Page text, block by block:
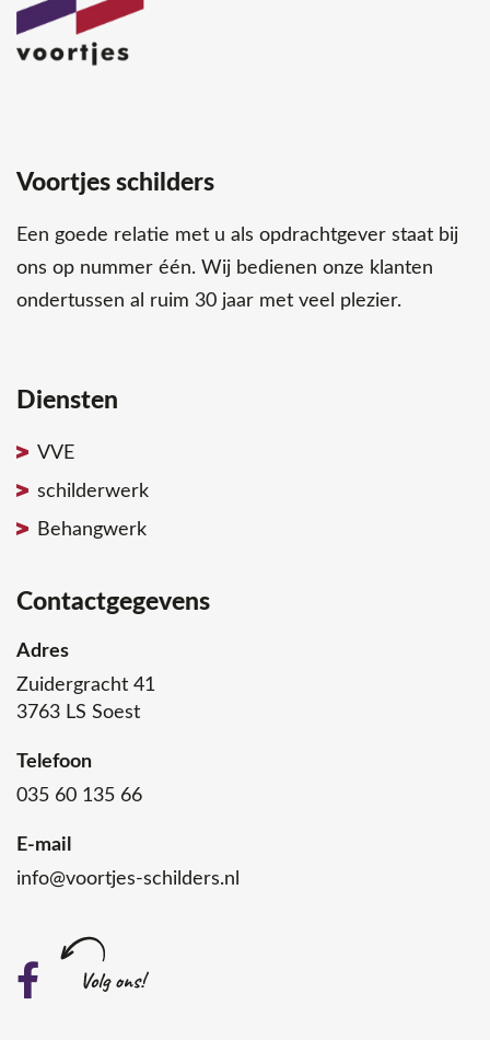
Voortjes schilders
Een goede relatie met u als opdrachtgever staat bij
ons op nummer één. Wij bedienen onze klanten
ondertussen al ruim 30 jaar met veel plezier.
Diensten
VVE
schilderwerk
Behangwerk
Contactgegevens
Adres
Zuidergracht 41
3763 LS Soest
Telefoon
035 60 135 66
E-mail
info@voortjes-schilders.nl